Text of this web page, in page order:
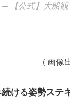
— 【公式】大船観
（ 画像
ける姿勢ステ